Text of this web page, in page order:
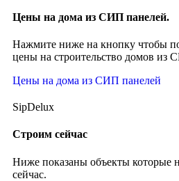
Цены на дома из СИП панелей.
Нажмите ниже на кнопку чтобы
цены на строительство домов из
Цены на дома из СИП панелей
SipDelux
Строим сейчас
Ниже показаны объекты которые
сейчас.